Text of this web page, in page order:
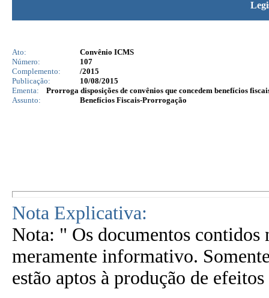
Ato:
Convênio ICMS
Número:
107
Complemento:
/2015
Publicação:
10/08/2015
Ementa:
Prorroga disposições de convênios que concedem benefícios
Assunto:
Benefícios Fiscais-Prorrogação
Nota Explicativa:
Nota: " Os documentos contidos
meramente informativo.
estão aptos à produção de